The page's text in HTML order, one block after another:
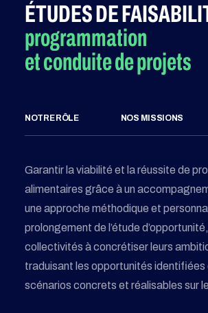
ÉTUDES DE
programmation
et conduite de projets
NOTRE RÔLE NOS MISSIONS
Garantir la viabilité et la réussite de
alimentaires grâce à un
une approche méthodique et
prolongement de l’étude
collectivités à concrétiser leurs
traduisant les opportunités identifiées
scénarios concrets et réalisables sur